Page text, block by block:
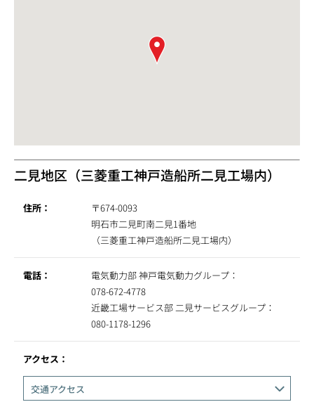
二見地区（三菱重工神戸造船所二見工場内）
住所：
〒674-0093
明石市二見町南二見1番地
（三菱重工神戸造船所二見工場内）
電話：
電気動力部 神戸電気動力グループ：
078-672-4778
近畿工場サービス部 二見サービスグループ：
080-1178-1296
アクセス：
交通アクセス